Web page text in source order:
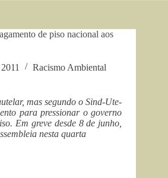
de piso nacional aos
Racismo Ambiental
mas segundo o Sind-Ute-
para pressionar o governo
Em greve desde 8 de junho,
nesta quarta